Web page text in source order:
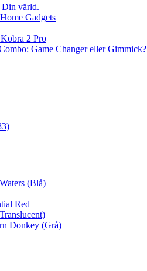
värld.
Gadgets
2 Pro
Game Changer eller Gimmick?
(Blå)
Red
Donkey (Grå)